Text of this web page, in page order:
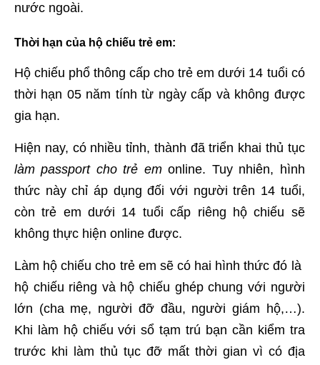
nước ngoài.
Thời hạn của hộ chiếu trẻ em:
Hộ chiếu phổ thông cấp cho trẻ em dưới 14 tuổi có
thời hạn 05 năm tính từ ngày cấp và không được
gia hạn.
Hiện nay, có nhiều tỉnh, thành đã triển khai thủ tục
làm passport cho trẻ emonline. Tuy nhiên, hình
thức này chỉ áp dụng đối với người trên 14 tuổi,
còn trẻ em dưới 14 tuổi cấp riêng hộ chiếu sẽ
không thực hiện online được.
Làm hộ chiếu cho trẻ em sẽ có hai hình thức đó là
hộ chiếu riêng và hộ chiếu ghép chung với người
lớn (cha mẹ, người đỡ đầu, người giám hộ,…).
Khi làm hộ chiếu với sổ tạm trú bạn cần kiểm tra
trước khi làm thủ tục đỡ mất thời gian vì có địa